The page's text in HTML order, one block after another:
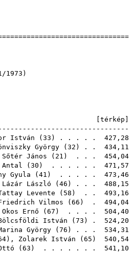
29-187/1/1973)
[ térkép
István ( 33 ) . . . . . 427,28
György ( 32 ) . . 434,11
Sőtér János ( 21 ) . . . 454,04
Antal ( 30 ) . . . . . . 471,57
Gyula ( 41 ) . . . . . 473,46
Lázár László ( 46 ) . . . 488,15
Levente ( 58 ) . . 493,16
Vilmos ( 66 ) . 494,04
Okos Ernő ( 67 ) . . . . 504,40
István ( 73 ) . 524,20
György ( 76 ) . . . 534,31
), Zolarek István ( 65 ) 540,54
( 63 ) . . . . . . . 541,10